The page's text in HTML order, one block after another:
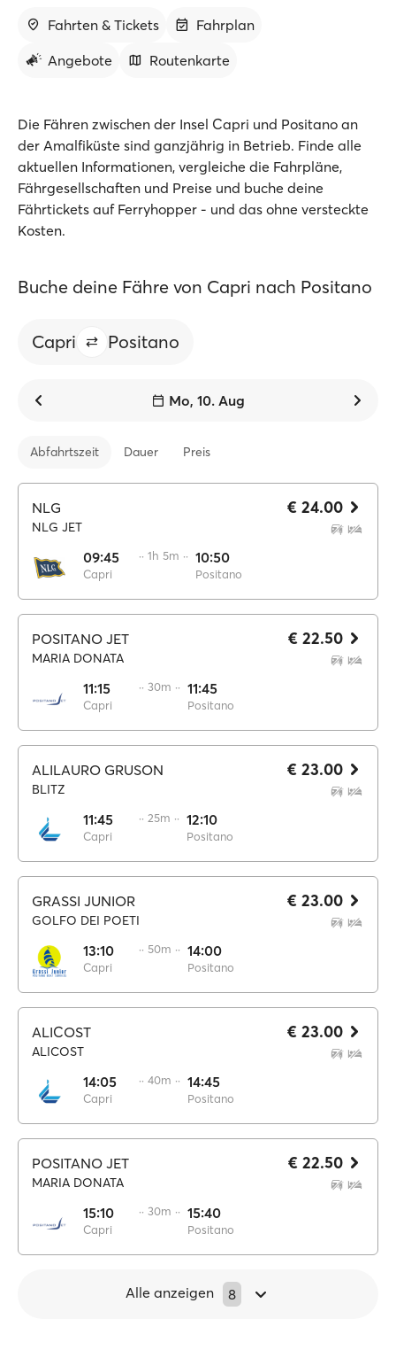
Fahrten & Tickets
Fahrplan
Angebote
Routenkarte
Die Fähren zwischen der Insel Capri und Positano an
der Amalfiküste sind ganzjährig in Betrieb. Finde alle
aktuellen Informationen, vergleiche die Fahrpläne,
Fährgesellschaften und Preise und buche deine
Fährtickets auf Ferryhopper - und das ohne versteckte
Kosten.
Buche deine Fähre von Capri nach Positano
Capri Positano
Mo, 10. Aug
Abfahrtszeit Dauer Preis
NLG
NLG JET
09:45
Capri
·· 1h 5m ·· 10:50
Positano
€ 24.00
POSITANO JET
MARIA DONATA
11:15
Capri
·· 30m ·· 11:45
Positano
€ 22.50
ALILAURO GRUSON
BLITZ
11:45
Capri
·· 25m ·· 12:10
Positano
€ 23.00
GRASSI JUNIOR
GOLFO DEI POETI
13:10
Capri
·· 50m ·· 14:00
Positano
€ 23.00
ALICOST
ALICOST
14:05
Capri
·· 40m ·· 14:45
Positano
€ 23.00
POSITANO JET
MARIA DONATA
15:10
Capri
·· 30m ·· 15:40
Positano
€ 22.50
Alle anzeigen 8